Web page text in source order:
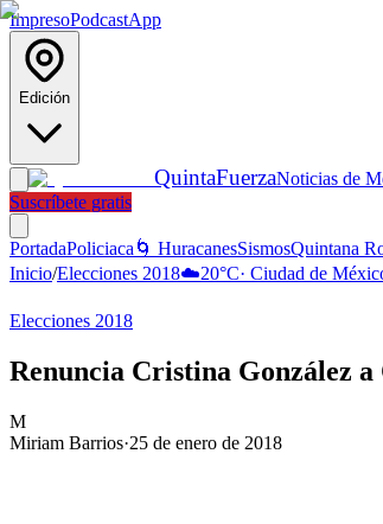
ImpresoPodcastApp
Edición
QuintaFuerzaNoticias de
Suscríbete gratis
PortadaPoliciaca 🌀 HuracanesSismosQuintana
Inicio/Elecciones 2018☁️20°C· Ciudad de
Elecciones 2018
Renuncia Cristina González a
M
Miriam Barrios·25 de enero de 2018